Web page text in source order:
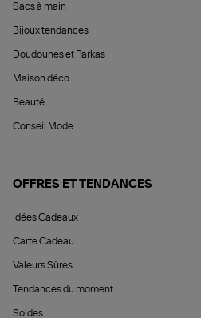
Sacs à main
Bijoux tendances
Doudounes et Parkas
Maison déco
Beauté
Conseil Mode
OFFRES ET TENDANCES
Idées Cadeaux
Carte Cadeau
Valeurs Sûres
Tendances du moment
Soldes